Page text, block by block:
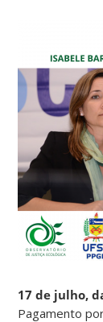
17 de julho,
Pagamento